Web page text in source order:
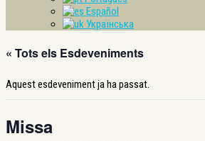
Español
Українська
« Tots els Esdeveniments
Aquest esdeveniment ja ha passat.
Missa